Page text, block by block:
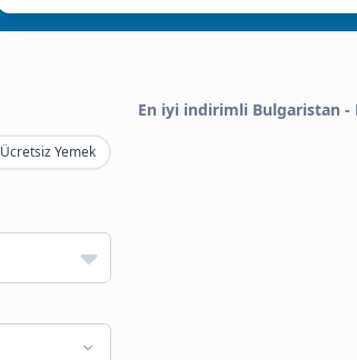
Ücretsiz Yemek
En iyi indirimli Bulgaristan